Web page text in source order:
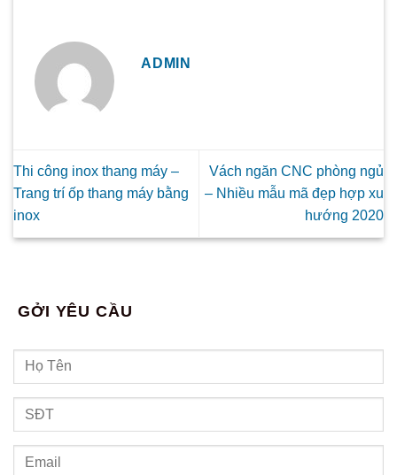
GỞI YÊU CẦU
ADMIN
Thi công inox thang máy –
Trang trí ốp thang máy bằng
inox
Vách ngăn CNC phòng ngủ
– Nhiều mẫu mã đẹp hợp xu
hướng 2020